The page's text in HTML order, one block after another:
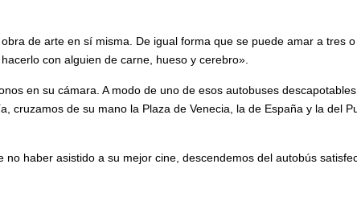
de arte en sí misma. De igual forma que se puede amar a tres
con alguien de carne, hueso y cerebro».
en su cámara. A modo de uno de esos autobuses
de su mano la Plaza de Venecia, la de España y la del
haber asistido a su mejor cine, descendemos del autobús